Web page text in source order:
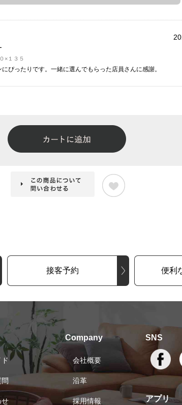
×１３５
ぴったりです。一緒に選んでもらった店員さんに感謝。
接客予約 便利
せ
Company
会社概要
沿革
採用情報
SNS
アプリ